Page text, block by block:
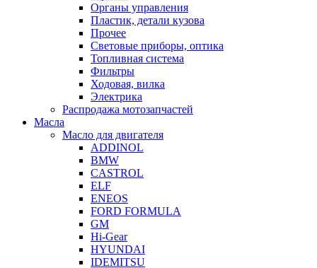
Органы управления
Пластик, детали кузова
Прочее
Световые приборы, оптика
Топливная система
Фильтры
Ходовая, вилка
Электрика
Распродажа мотозапчастей
Масла
Масло для двигателя
ADDINOL
BMW
CASTROL
ELF
ENEOS
FORD FORMULA
GM
Hi-Gear
HYUNDAI
IDEMITSU